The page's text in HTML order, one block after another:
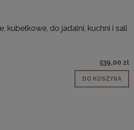
kubełkowe, do jadalni, kuchni i sali
539,00 zł
DO KOSZYKA